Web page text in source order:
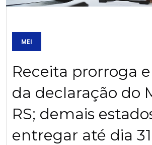
MEI
Receita prorroga
da declaração do
RS; demais
entregar até dia 31